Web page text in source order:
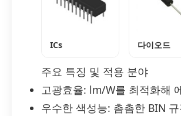
ICs 다이오드
주요 특징 및 적용 분야
고광효율: lm/W를 최적화해
우수한 색성능: 촘촘한 BIN